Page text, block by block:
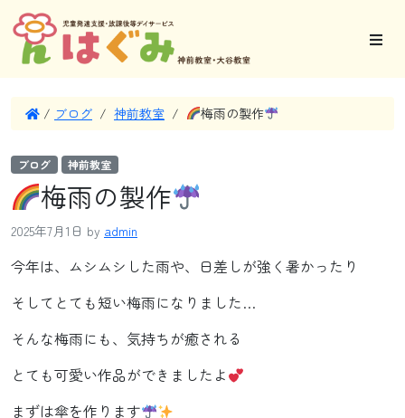
/ ブログ / 神前教室 / 梅雨の製作
ブログ 神前教室
梅雨の製作
2025年7月1日 by admin
今年は、ムシムシした雨や、日差しが強く暑かったり
そしてとても短い梅雨になりました…
そんな梅雨にも、気持ちが癒される
とても可愛い作品ができましたよ
まずは傘を作ります